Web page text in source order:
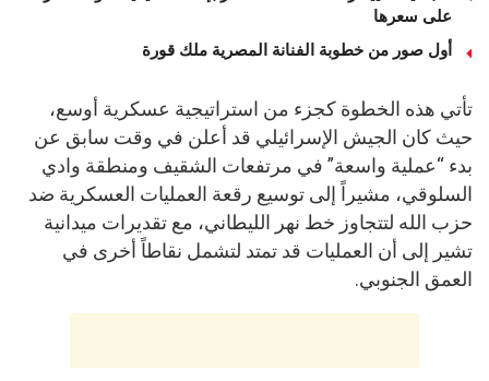
على سعرها
أول صور من خطوبة الفنانة المصرية ملك قورة
تأتي هذه الخطوة كجزء من استراتيجية عسكرية أوسع،
حيث كان الجيش الإسرائيلي قد أعلن في وقت سابق عن
بدء “عملية واسعة” في مرتفعات الشقيف ومنطقة وادي
السلوقي، مشيراً إلى توسيع رقعة العمليات العسكرية ضد
حزب الله لتتجاوز خط نهر الليطاني، مع تقديرات ميدانية
تشير إلى أن العمليات قد تمتد لتشمل نقاطاً أخرى في
العمق الجنوبي.